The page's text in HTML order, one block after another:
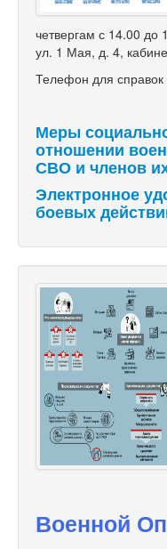
четвергам с 14.00 до
ул. 1 Мая, д. 4,
Телефон для
Меры
отношении
СВО и членов
Электронное
боевых
Военной